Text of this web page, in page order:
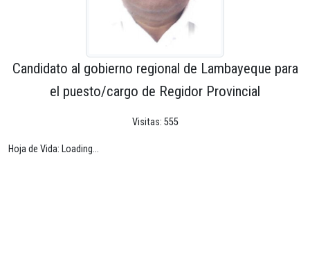
Candidato al gobierno regional de Lambayeque para
el puesto/cargo de Regidor Provincial
Visitas: 555
Hoja de Vida: Loading...